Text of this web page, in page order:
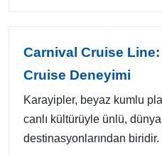
Carnival Cruise
Cruise Deneyimi
Karayipler, beyaz kumlu
canlı kültürüyle ünlü,
destinasyonlarından biridir.